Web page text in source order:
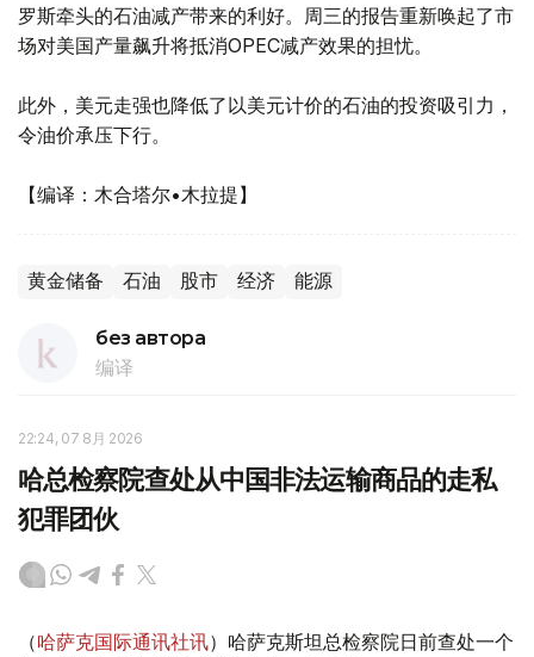
罗斯牵头的石油减产带来的利好。周三的报告重新唤起了市
场对美国产量飙升将抵消OPEC减产效果的担忧。
此外，美元走强也降低了以美元计价的石油的投资吸引力，
令油价承压下行。
【编译：木合塔尔•木拉提】
黄金储备 石油 股市 经济 能源
без автора
编译
22:24, 07 8月 2026
哈总检察院查处从中国非法运输商品的走私
犯罪团伙
（哈萨克国际通讯社讯）哈萨克斯坦总检察院日前查处一个